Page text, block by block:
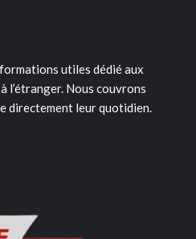
utiles dédié aux
l’étranger. Nous couvrons
directement leur quotidien.